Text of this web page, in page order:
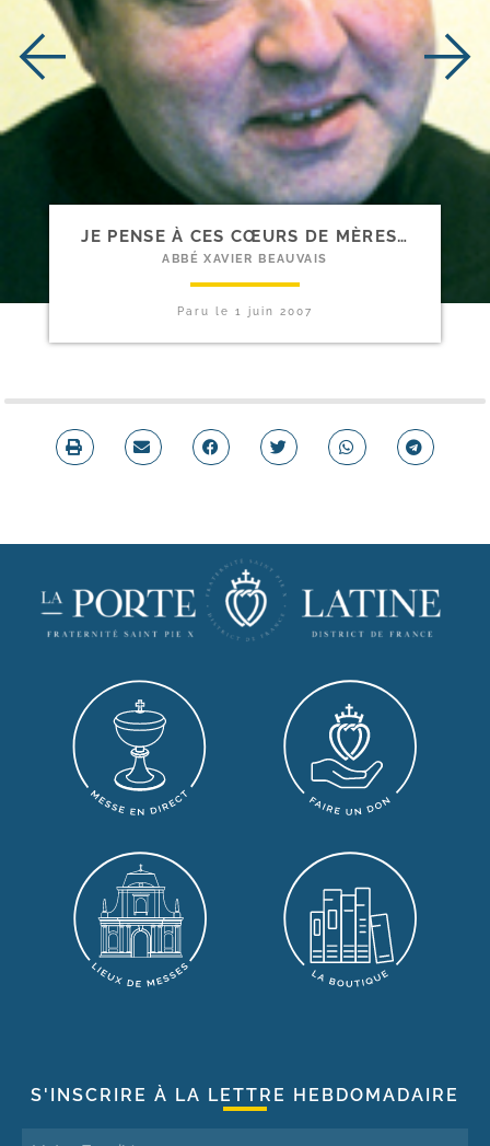
JE PENSE À CES CŒURS DE MÈRES…
ABBÉ XAVIER BEAUVAIS
Paru le 1 juin 2007
S'INSCRIRE À LA LETTRE HEBDOMADAIRE